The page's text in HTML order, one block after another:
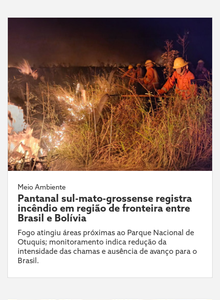
Meio Ambiente
Pantanal sul-mato-grossense registra
incêndio em região de fronteira entre
Brasil e Bolívia
Fogo atingiu áreas próximas ao Parque Nacional de
Otuquis; monitoramento indica redução da
intensidade das chamas e ausência de avanço para o
Brasil.